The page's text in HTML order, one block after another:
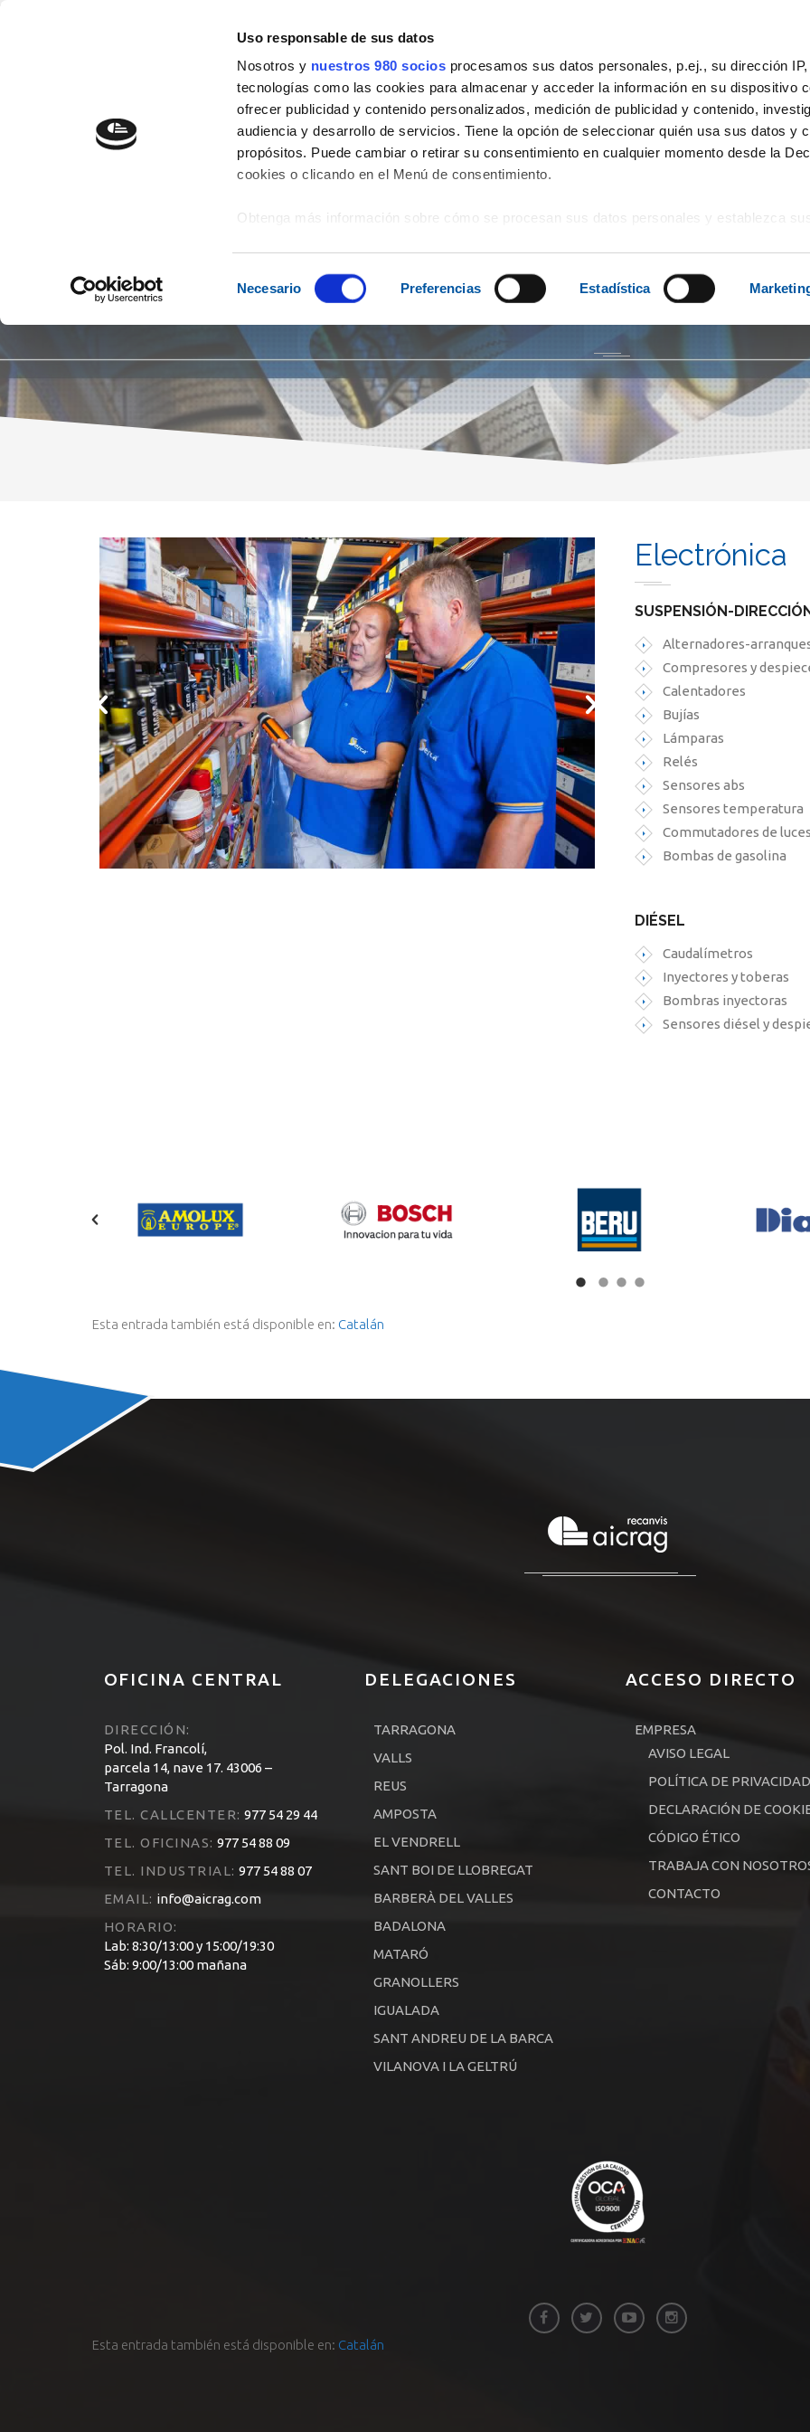
Uso responsable de sus datos
Nosotros y nuestros 980 socios procesamos sus datos personales, p.ej., su dirección
tecnologías como las cookies para almacenar y acceder la información en su dispositivo
ofrecer publicidad y contenido personalizados, medición de publicidad y contenido,
audiencia y desarrollo de servicios. Tiene la opción de seleccionar quién usa sus datos y
propósitos. Puede cambiar o retirar su consentimiento en cualquier momento desde la
cookies o clicando en el Menú de consentimiento.
Obtenga más información sobre cómo se procesan sus datos personales y establezca sus
Las cookies de este sitio web se usan para personalizar el contenido y los anuncios,
de redes sociales y analizar el tráfico. Además, compartimos información sobre el uso
sitio web con nuestros partners de redes sociales, publicidad y análisis web, quienes
combinarla con otra información que les haya proporcionado o que hayan recopilado a
que haya hecho de sus servicios.
de
Necesario Preferencias Estadística
info@aicrag.com
EMPRESA EXPO2023 PRODUCTOS SERVICIOS EVENTOS VIAJES SOPORTE
Electrónica
SUSPENSIÓN-
Alternadores-
Compresores y
Calentadores
Bujías
Lámparas
Relés
Sensores abs
Sensores temperatura
Commutadores de luces
Bombas de gasolina
DIÉSEL
Caudalímetros
Inyectores y toberas
Bombras inyectoras
Sensores diésel y
Esta entrada también está disponible en: Catalán
OFICINA CENTRAL
DIRECCIÓN:
Pol. Ind. Francolí,
parcela 14, nave 17. 43006 –
Tarragona
TEL. CALLCENTER: 977 54 29 44
TEL. OFICINAS: 977 54 88 09
TEL. INDUSTRIAL: 977 54 88 07
EMAIL: info@aicrag.com
HORARIO:
Lab: 8:30/13:00 y 15:00/19:30
Sáb: 9:00/13:00 mañana
DELEGACIONES
TARRAGONA
VALLS
REUS
AMPOSTA
EL VENDRELL
SANT BOI DE LLOBREGAT
BARBERÀ DEL VALLES
BADALONA
MATARÓ
GRANOLLERS
IGUALADA
SANT ANDREU DE LA BARCA
VILANOVA I LA GELTRÚ
ACCESO DIRECTO
EMPRESA
AVISO LEGAL
POLÍTICA DE PRIVACIDAD
DECLARACIÓN DE
CÓDIGO ÉTICO
TRABAJA CON
CONTACTO
Esta entrada también está disponible en: Catalán